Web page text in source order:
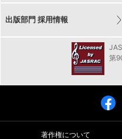
出版部門 採用情報
第
著作権について